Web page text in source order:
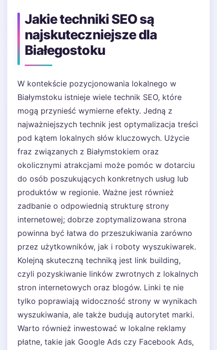
Jakie techniki SEO są
najskuteczniejsze dla
Białegostoku
W kontekście pozycjonowania lokalnego w
Białymstoku istnieje wiele technik SEO, które
mogą przynieść wymierne efekty. Jedną z
najważniejszych technik jest optymalizacja treści
pod kątem lokalnych słów kluczowych. Użycie
fraz związanych z Białymstokiem oraz
okolicznymi atrakcjami może pomóc w dotarciu
do osób poszukujących konkretnych usług lub
produktów w regionie. Ważne jest również
zadbanie o odpowiednią strukturę strony
internetowej; dobrze zoptymalizowana strona
powinna być łatwa do przeszukiwania zarówno
przez użytkowników, jak i roboty wyszukiwarek.
Kolejną skuteczną techniką jest link building,
czyli pozyskiwanie linków zwrotnych z lokalnych
stron internetowych oraz blogów. Linki te nie
tylko poprawiają widoczność strony w wynikach
wyszukiwania, ale także budują autorytet marki.
Warto również inwestować w lokalne reklamy
płatne, takie jak Google Ads czy Facebook Ads,